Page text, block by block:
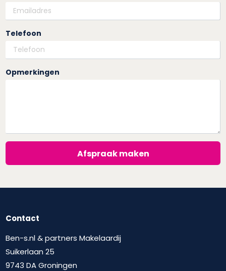
Telefoon
Opmerkingen
Afspraak maken
Contact
Ben-s.nl & partners Makelaardij
Suikerlaan 25
9743 DA Groningen